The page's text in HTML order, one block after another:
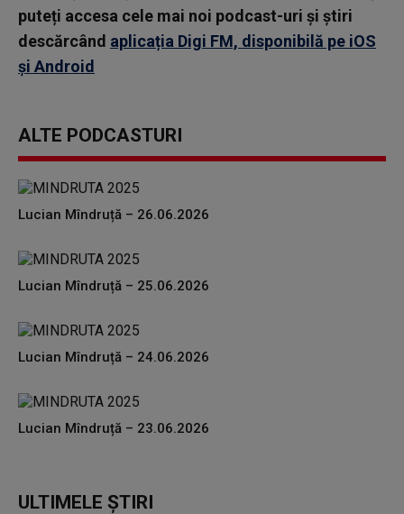
puteți accesa cele mai noi podcast-uri și știri
descărcând aplicația Digi FM, disponibilă pe iOS
și Android
ALTE PODCASTURI
Lucian Mîndruță – 26.06.2026
Lucian Mîndruță – 25.06.2026
Lucian Mîndruță – 24.06.2026
Lucian Mîndruță – 23.06.2026
ULTIMELE ȘTIRI